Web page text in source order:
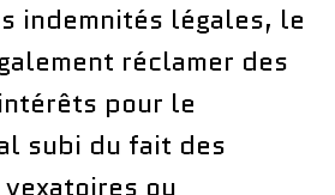
indemnités légales, le
réclamer des
pour le
subi du fait des
ou